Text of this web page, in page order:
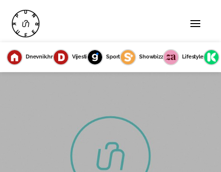
Dnevnik.hr Vijesti Sport Showbizz Lifestyle